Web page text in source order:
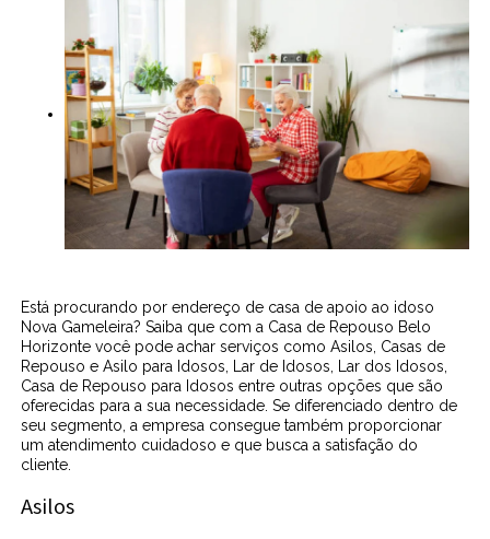
Está procurando por endereço de casa de apoio ao idoso
Nova Gameleira? Saiba que com a Casa de Repouso Belo
Horizonte você pode achar serviços como Asilos, Casas de
Repouso e Asilo para Idosos, Lar de Idosos, Lar dos Idosos,
Casa de Repouso para Idosos entre outras opções que são
oferecidas para a sua necessidade. Se diferenciado dentro de
seu segmento, a empresa consegue também proporcionar
um atendimento cuidadoso e que busca a satisfação do
cliente.
Asilos